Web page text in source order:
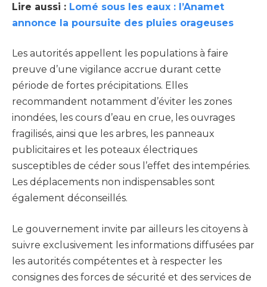
Lire aussi : Lomé sous les eaux : l’Anamet
annonce la poursuite des pluies orageuses
Les autorités appellent les populations à faire
preuve d’une vigilance accrue durant cette
période de fortes précipitations. Elles
recommandent notamment d’éviter les zones
inondées, les cours d’eau en crue, les ouvrages
fragilisés, ainsi que les arbres, les panneaux
publicitaires et les poteaux électriques
susceptibles de céder sous l’effet des intempéries.
Les déplacements non indispensables sont
également déconseillés.
Le gouvernement invite par ailleurs les citoyens à
suivre exclusivement les informations diffusées par
les autorités compétentes et à respecter les
consignes des forces de sécurité et des services de